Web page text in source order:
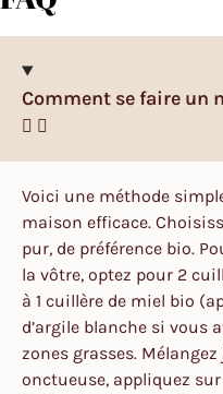
Comment se faire un
Voici une méthode
maison efficace.
pur, de préférence bio.
la vôtre, optez pour 2
à 1 cuillère de miel bio
d’argile blanche si vous
zones grasses.
onctueuse, appliquez